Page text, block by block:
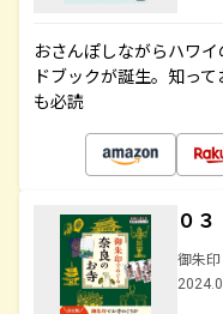
おさんぽしながらハワ
ドブックが誕生。知っ
も必読
０
御朱印